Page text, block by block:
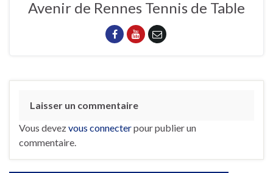
Avenir de Rennes Tennis de Table
Laisser un commentaire
Vous devezvous connecterpour publier un
commentaire.